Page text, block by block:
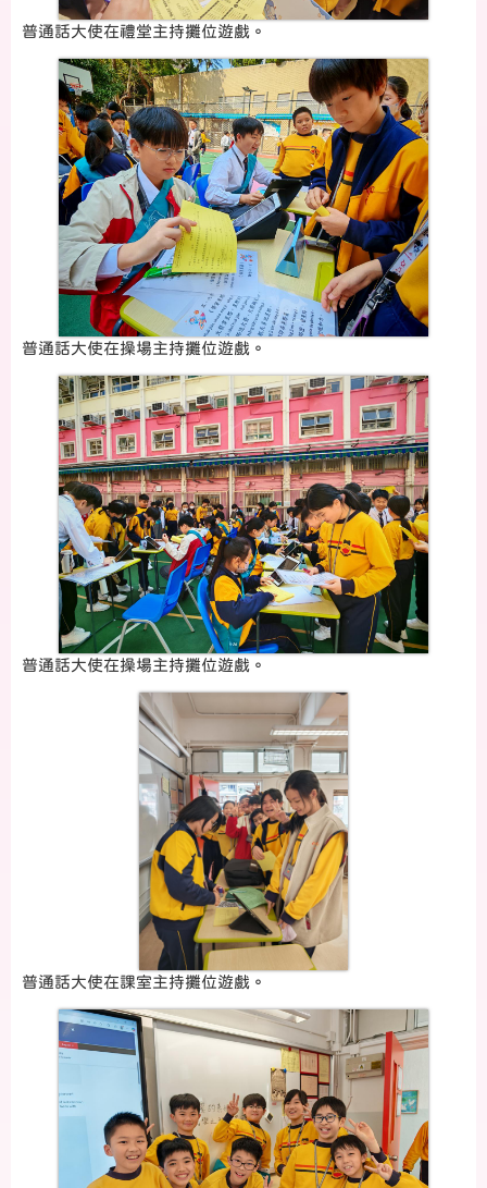
普通話大使在禮堂主持攤位遊戲。
普通話大使在操場主持攤位遊戲。
普通話大使在操場主持攤位遊戲。
普通話大使在課室主持攤位遊戲。